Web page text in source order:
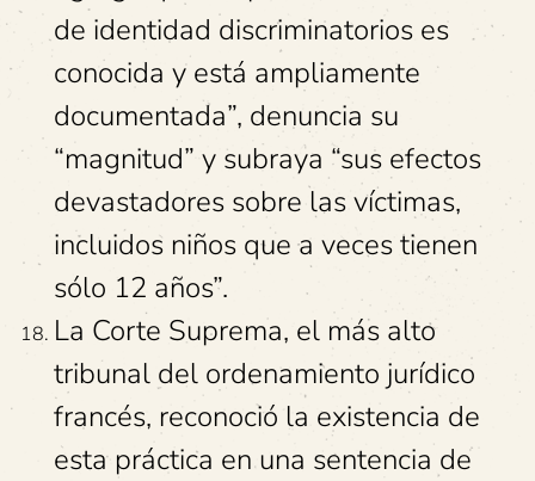
de identidad discriminatorios es
conocida y está ampliamente
documentada”, denuncia su
“magnitud” y subraya “sus efectos
devastadores sobre las víctimas,
incluidos niños que a veces tienen
sólo 12 años”.
La Corte Suprema, el más alto
tribunal del ordenamiento jurídico
francés, reconoció la existencia de
esta práctica en una sentencia de